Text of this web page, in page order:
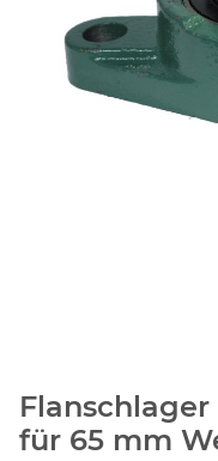
Flanschlager
für 65 mm